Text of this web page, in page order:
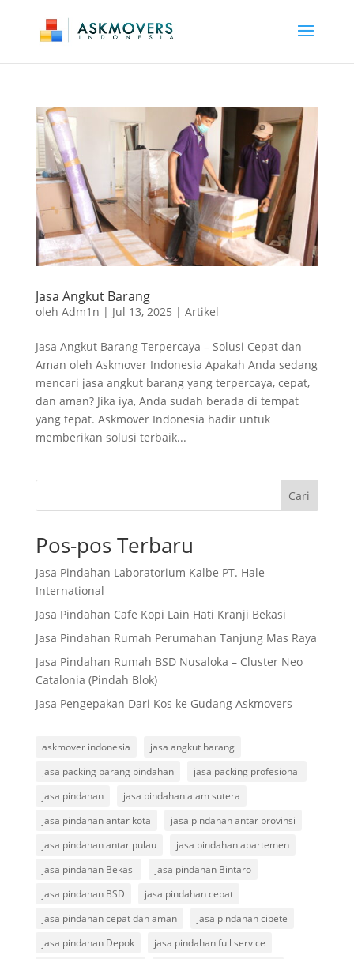
Jasa Angkut Barang
oleh Adm1n | Jul 13, 2025 | Artikel
Jasa Angkut Barang Terpercaya – Solusi Cepat dan
Aman oleh Askmover Indonesia Apakah Anda sedang
mencari jasa angkut barang yang terpercaya, cepat,
dan aman? Jika iya, Anda sudah berada di tempat
yang tepat. Askmover Indonesia hadir untuk
memberikan solusi terbaik...
Cari
Pos-pos Terbaru
Jasa Pindahan Laboratorium Kalbe PT. Hale
International
Jasa Pindahan Cafe Kopi Lain Hati Kranji Bekasi
Jasa Pindahan Rumah Perumahan Tanjung Mas Raya
Jasa Pindahan Rumah BSD Nusaloka – Cluster Neo
Catalonia (Pindah Blok)
Jasa Pengepakan Dari Kos ke Gudang Askmovers
askmover indonesia
jasa angkut barang
jasa packing barang pindahan
jasa packing profesional
jasa pindahan
jasa pindahan alam sutera
jasa pindahan antar kota
jasa pindahan antar provinsi
jasa pindahan antar pulau
jasa pindahan apartemen
jasa pindahan Bekasi
jasa pindahan Bintaro
jasa pindahan BSD
jasa pindahan cepat
jasa pindahan cepat dan aman
jasa pindahan cipete
jasa pindahan Depok
jasa pindahan full service